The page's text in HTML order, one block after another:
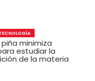
minimiza
estudiar la
de la materia